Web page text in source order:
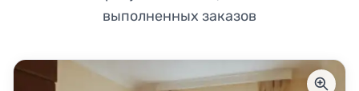
выполненных заказов